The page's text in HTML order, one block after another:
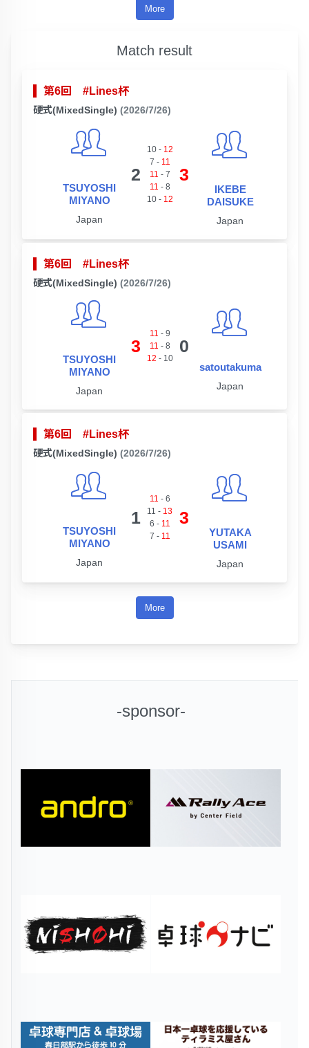
More
Match result
第6回 #Lines杯
硬式(MixedSingle) (2026/7/26)
TSUYOSHI
MIYANO
Japan
2
10- 12
7 - 11
11 - 7
11 - 8
10- 12
3
IKEBE
DAISUKE
Japan
第6回 #Lines杯
硬式(MixedSingle) (2026/7/26)
TSUYOSHI
MIYANO
Japan
3
11 - 9
11 - 8
12 - 10
0
satoutakuma
Japan
第6回 #Lines杯
硬式(MixedSingle) (2026/7/26)
TSUYOSHI
MIYANO
Japan
1
11 - 6
11 - 13
6 - 11
7 - 11
3
YUTAKA
USAMI
Japan
More
-sponsor-